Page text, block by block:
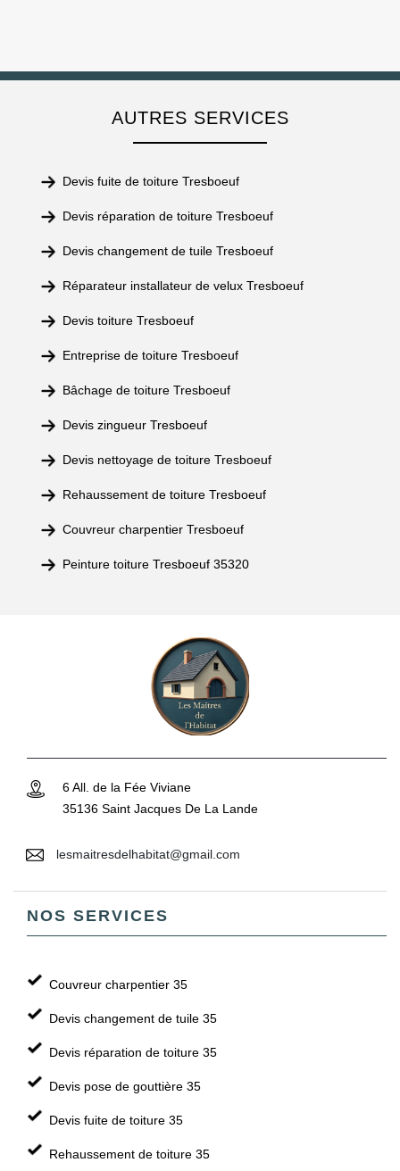
AUTRES SERVICES
Devis fuite de toiture Tresboeuf
Devis réparation de toiture Tresboeuf
Devis changement de tuile Tresboeuf
Réparateur installateur de velux Tresboeuf
Devis toiture Tresboeuf
Entreprise de toiture Tresboeuf
Bâchage de toiture Tresboeuf
Devis zingueur Tresboeuf
Devis nettoyage de toiture Tresboeuf
Rehaussement de toiture Tresboeuf
Couvreur charpentier Tresboeuf
Peinture toiture Tresboeuf 35320
6 All. de la Fée Viviane
35136 Saint Jacques De La Lande
lesmaitresdelhabitat@gmail.com
NOS SERVICES
Couvreur charpentier 35
Devis changement de tuile 35
Devis réparation de toiture 35
Devis pose de gouttière 35
Devis fuite de toiture 35
Rehaussement de toiture 35